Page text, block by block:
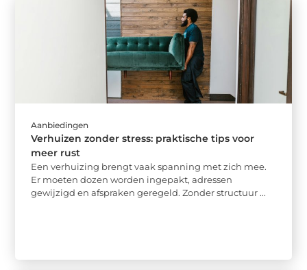
Aanbiedingen
Verhuizen zonder stress: praktische tips voor
meer rust
Een verhuizing brengt vaak spanning met zich mee.
Er moeten dozen worden ingepakt, adressen
gewijzigd en afspraken geregeld. Zonder structuur ...